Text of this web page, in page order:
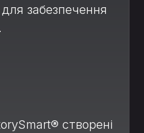
для забезпечення
створені